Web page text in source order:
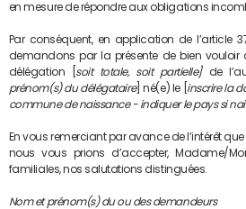
en mesure de répondre aux obligations
Par conséquent, en application de l’article
demandons par la présente de bien vouloir
délégation [ soit totale, soit partielle]de
prénom(s) du délégataire] né(e) le [ inscrire la
commune de naissance - indiquer le pays si
En vous remerciant par avance de l’intérêt
nous vous prions d’accepter, Madame/
familiales, nos salutations distinguées.
Nom et prénom(s) du ou des demandeurs